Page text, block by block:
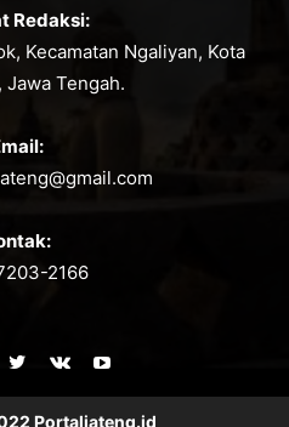
Redaksi:
Kecamatan Ngaliyan, Kota
Jawa Tengah.
2166
Portaljateng.id